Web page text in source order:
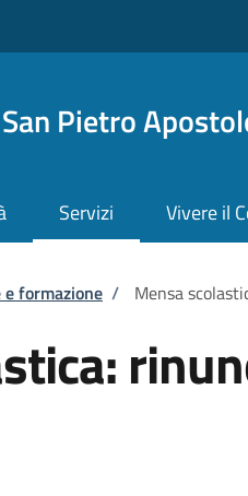
Pietro
Servizi Vivere il
e formazione / Mensa